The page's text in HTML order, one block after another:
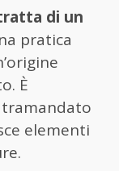
di un
pratica
È
elementi